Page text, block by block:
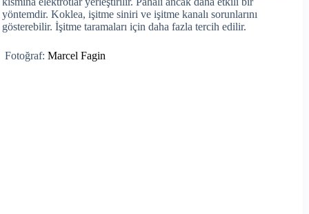
yöntemdir. Koklea, işitme siniri ve işitme kanalı sorunlarını
gösterebilir. İşitme taramaları için daha fazla tercih edilir.
Fotoğraf: Marcel Fagin